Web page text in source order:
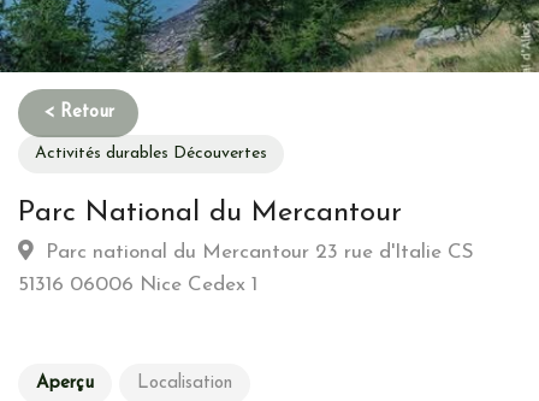
Activités durables Découvertes
Parc National du Mercantour
Parc national du Mercantour 23 rue d'Italie CS
51316 06006 Nice Cedex 1
Aperçu Localisation